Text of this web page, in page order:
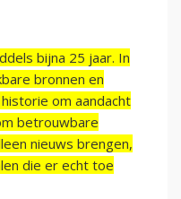
bijna 25 jaar. In
bronnen en
om aandacht
betrouwbare
nieuws brengen,
die er echt toe